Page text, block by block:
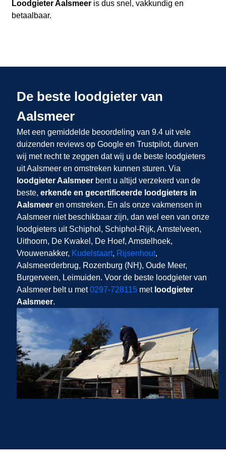
Loodgieter Aalsmeeris dus snel, vakkundig en
betaalbaar.
De beste loodgieter van
Aalsmeer
Met een gemiddelde beoordeling van 9.4 uit vele
duizenden reviews op Google en Trustpilot, durven
wij met recht te zeggen dat wij u de beste loodgieters
uit Aalsmeer en omstreken kunnen sturen. Via
loodgieter Aalsmeerbent u altijd verzekerd van de
beste, erkende en gecertificeerde loodgieters in
Aalsmeeren omstreken. En als onze vakmensen in
Aalsmeer niet beschikbaar zijn, dan wel een van onze
loodgieters uit Schiphol, Schiphol-Rijk, Amstelveen,
Uithoorn, De Kwakel, De Hoef, Amstelhoek,
Vrouwenakker, Kudelstaart, Rijsenhout,
Aalsmeerderbrug, Rozenburg (NH), Oude Meer,
Burgerveen, Leimuiden. Voor de beste loodgieter van
Aalsmeer belt u met0297-728115met loodgieter
Aalsmeer.